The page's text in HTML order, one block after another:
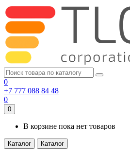
0
+7 777 088 84 48
0
0
В корзине пока нет товаров
Каталог Каталог